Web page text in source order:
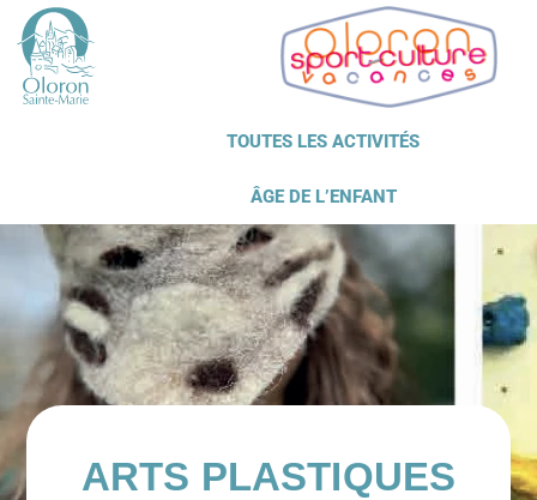
TOUTES LES ACTIVITÉS
ÂGE DE L’ENFANT
ARTS PLASTIQUES